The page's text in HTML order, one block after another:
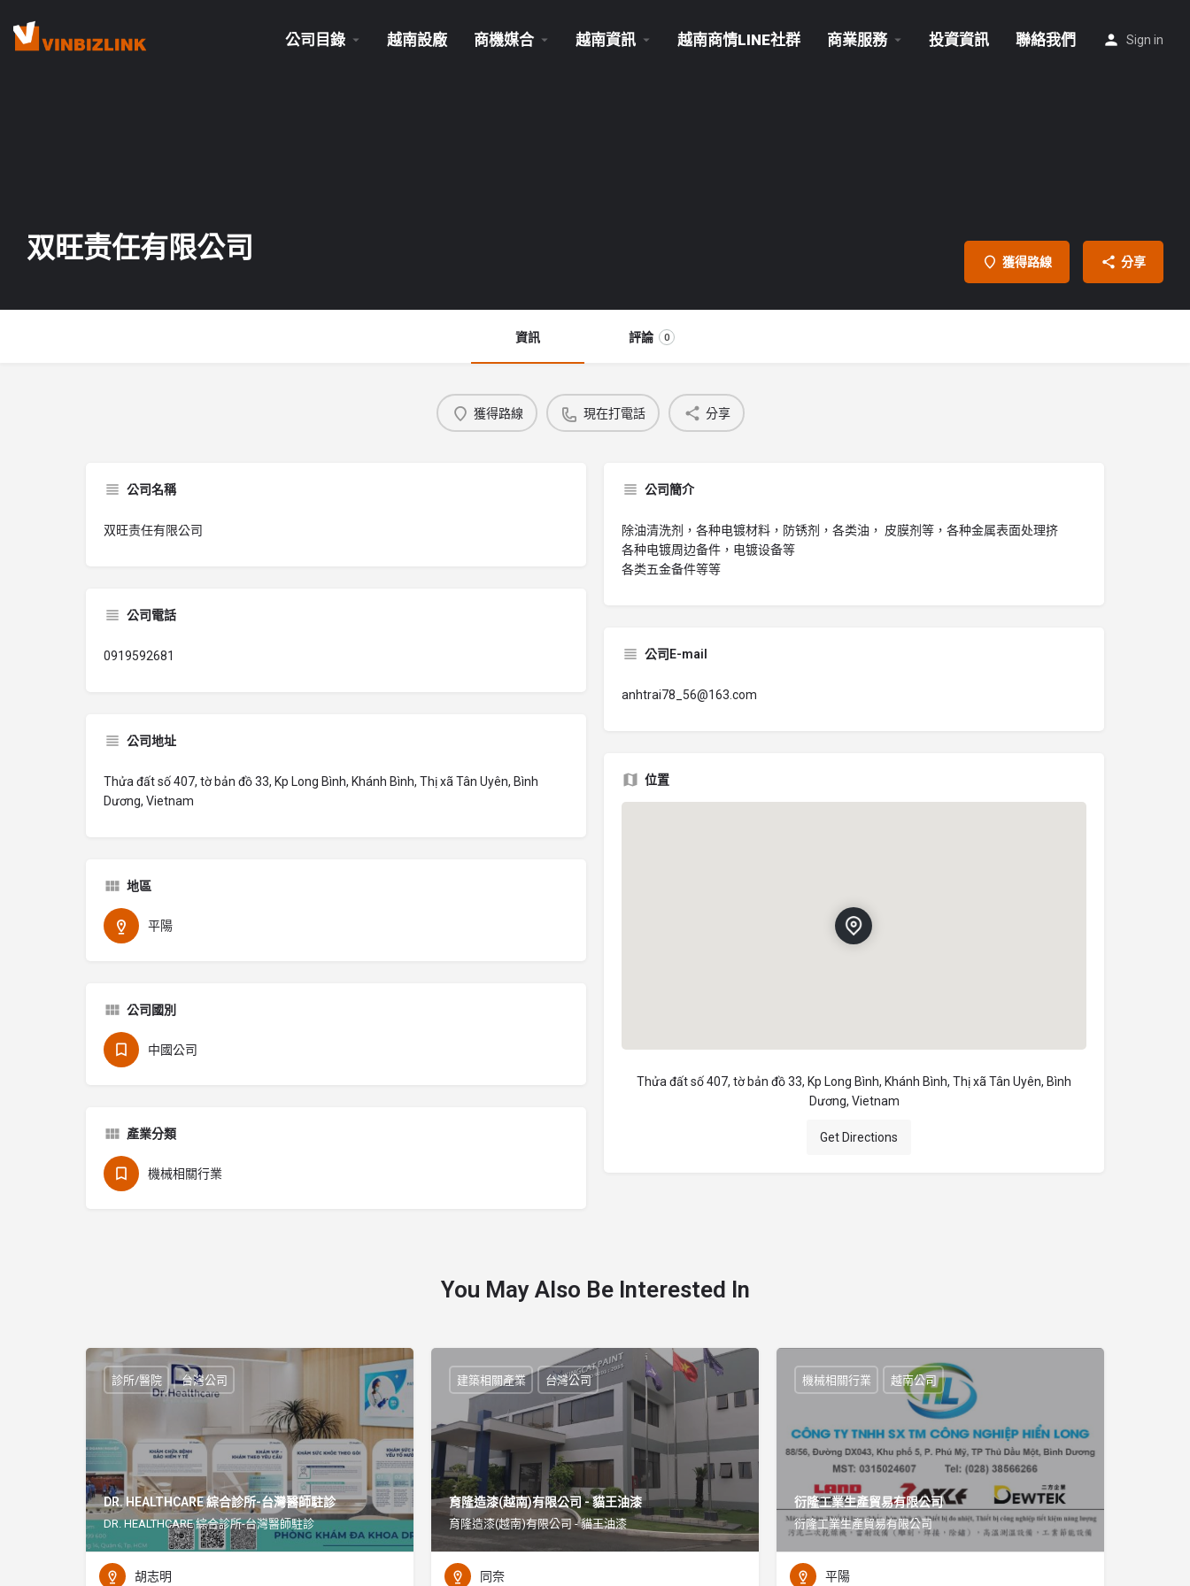
公司目錄 越南設廠 商機媒合 越南資訊 越南商情LINE社群 商業服務 投資資訊 聯絡我們 Sign in
双旺责任有限公司 獲得路線 分享
資訊 評論 0
獲得路線 現在打電話 分享
公司名稱
双旺责任有限公司
公司簡介
除油清洗剂，各种电镀材料，防锈剂，各类油， 皮膜剂等，各种金属表面处理挤
各种电镀周边备件，电镀设备等
各类五金备件等等
公司電話
0919592681 公司E-mail
anhtrai78_56@163.com
公司地址
Thửa đất số 407, tờ bản đồ 33, Kp Long Bình, Khánh Bình, Thị xã Tân Uyên, Bình
Dương, Vietnam
位置
Thửa đất số 407, tờ bản đồ 33, Kp Long Bình, Khánh Bình, Thị xã Tân Uyên, Bình
Dương, Vietnam
Get Directions
地區
平陽
公司國別
中國公司
產業分類
機械相關行業
You May Also Be Interested In
DR. HEALTHCARE 綜合診所-台灣醫師駐診
DR. HEALTHCARE 綜合診所-台灣醫師駐診
診所/醫院 台灣公司
胡志明
育隆造漆(越南)有限公司 - 貓王油漆
育隆造漆(越南)有限公司 - 貓王油漆
建築相關產業 台灣公司
同奈
衍隆工業生產貿易有限公司
衍隆工業生產貿易有限公司
機械相關行業 越南公司
平陽